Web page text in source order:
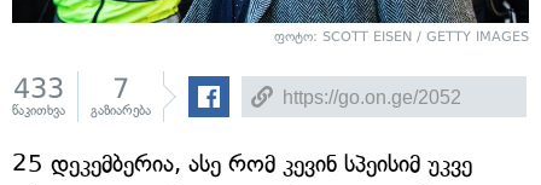
ფოტო: SCOTT EISEN / GETTY IMAGES
433
წაკითხვა
7
გაზიარება
25 დეკემბერია, ასე რომ კევინ სპეისიმ უკვე